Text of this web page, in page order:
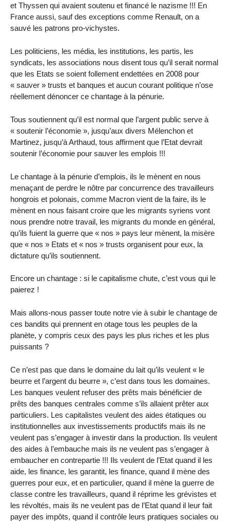
et Thyssen qui avaient soutenu et financé le nazisme !!! En
France aussi, sauf des exceptions comme Renault, on a
sauvé les patrons pro-vichystes.
Les politiciens, les média, les institutions, les partis, les
syndicats, les associations nous disent tous qu’il serait normal
que les Etats se soient follement endettées en 2008 pour
« sauver » trusts et banques et aucun courant politique n’ose
réellement dénoncer ce chantage à la pénurie.
Tous soutiennent qu’il est normal que l’argent public serve à
« soutenir l’économie », jusqu’aux divers Mélenchon et
Martinez, jusqu’à Arthaud, tous affirment que l’Etat devrait
soutenir l’économie pour sauver les emplois !!!
Le chantage à la pénurie d’emplois, ils le mènent en nous
menaçant de perdre le nôtre par concurrence des travailleurs
hongrois et polonais, comme Macron vient de la faire, ils le
mènent en nous faisant croire que les migrants syriens vont
nous prendre notre travail, les migrants du monde en général,
qu’ils fuient la guerre que « nos » pays leur mènent, la misère
que « nos » Etats et « nos » trusts organisent pour eux, la
dictature qu’ils soutiennent.
Encore un chantage : si le capitalisme chute, c’est vous qui le
paierez !
Mais allons-nous passer toute notre vie à subir le chantage de
ces bandits qui prennent en otage tous les peuples de la
planète, y compris ceux des pays les plus riches et les plus
puissants ?
Ce n’est pas que dans le domaine du lait qu’ils veulent « le
beurre et l’argent du beurre », c’est dans tous les domaines.
Les banques veulent refuser des prêts mais bénéficier de
prêts des banques centrales comme s’ils allaient prêter aux
particuliers. Les capitalistes veulent des aides étatiques ou
institutionnelles aux investissements productifs mais ils ne
veulent pas s’engager à investir dans la production. Ils veulent
des aides à l’embauche mais ils ne veulent pas s’engager à
embaucher en contrepartie !!! Ils veulent de l’Etat quand il les
aide, les finance, les garantit, les finance, quand il mène des
guerres pour eux, et en particulier, quand il mène la guerre de
classe contre les travailleurs, quand il réprime les grévistes et
les révoltés, mais ils ne veulent pas de l’Etat quand il leur fait
payer des impôts, quand il contrôle leurs pratiques sociales ou